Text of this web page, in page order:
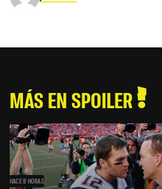
MÁS EN SPOILER
HACE 8 HORAS